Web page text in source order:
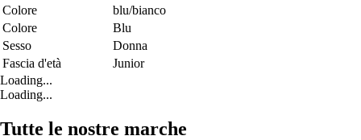
Colore
blu/bianco
Colore
Blu
Sesso
Donna
Fascia d'età
Junior
Loading...
Loading...
Tutte le nostre marche